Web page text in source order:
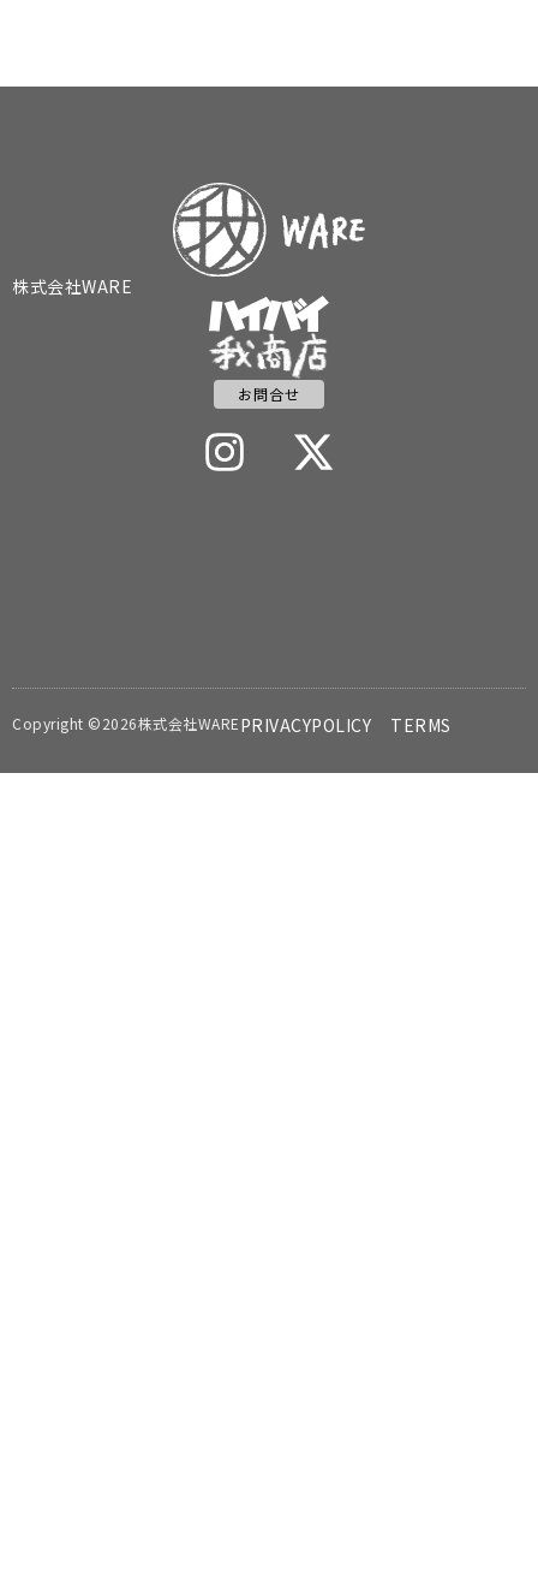
株式会社WARE
お問合せ
Copyright ©2026株式会社WAREPRIVACYPOLICY TERMS